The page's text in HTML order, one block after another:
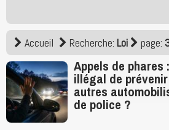
Accueil Recherche: Loi page:
Appels de phares
illégal de
autres
de police ?